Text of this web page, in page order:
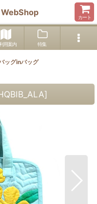
カート
用案内 特集
ッグinバッグ
]